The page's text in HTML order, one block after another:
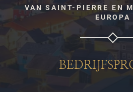
VAN SAINT-PIERRE EN
EUROPA